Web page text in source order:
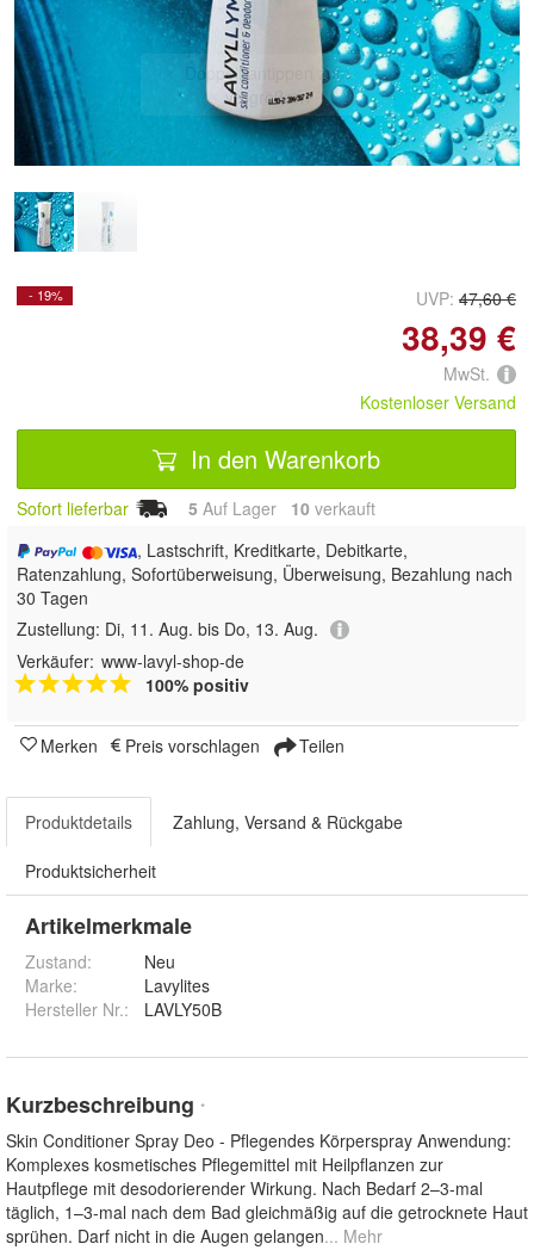
Doppelt antippen zum
vergrößern
- 19% UVP: 47,60 €
38,39 €
MwSt.
Kostenloser Versand
In den Warenkorb
Sofort lieferbar 5 Auf Lager 10 verkauft
, Lastschrift, Kreditkarte, Debitkarte,
Ratenzahlung, Sofortüberweisung, Überweisung, Bezahlung nach
30 Tagen
Zustellung: Di, 11. Aug. bis Do, 13. Aug.
Verkäufer: www-lavyl-shop-de
100% positiv
Merken Preis vorschlagen Teilen
Produktdetails Zahlung, Versand & Rückgabe
Produktsicherheit
Artikelmerkmale
Zustand:
Neu
Marke:
Lavylites
Hersteller Nr.:
LAVLY50B
Kurzbeschreibung *
Skin Conditioner Spray Deo - Pflegendes Körperspray Anwendung:
Komplexes kosmetisches Pflegemittel mit Heilpflanzen zur
Hautpflege mit desodorierender Wirkung. Nach Bedarf 2–3-mal
täglich, 1–3-mal nach dem Bad gleichmäßig auf die getrocknete Haut
sprühen. Darf nicht in die Augen gelangen... Mehr